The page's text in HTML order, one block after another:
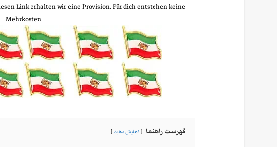
Link erhalten wir eine Provision. Für dich entstehen keine
Mehrkosten
فهرست راهنما نمایش دهید